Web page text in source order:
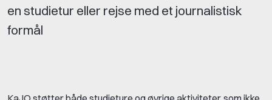
en studietur eller rejse med et journalistisk
formål